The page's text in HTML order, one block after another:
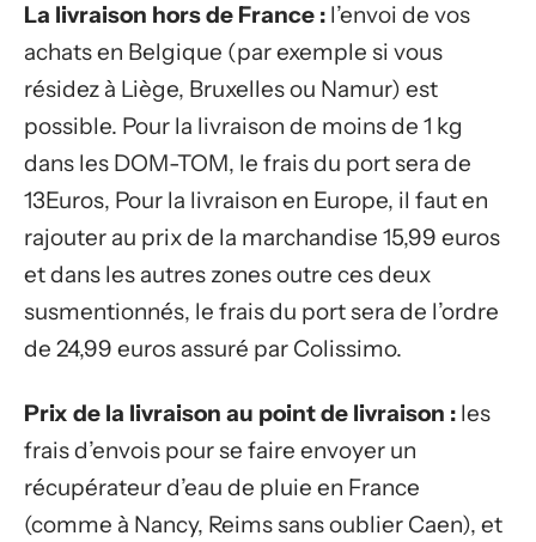
La livraison hors de France : l’envoi de vos
achats en Belgique (par exemple si vous
résidez à Liège, Bruxelles ou Namur) est
possible. Pour la livraison de moins de 1 kg
dans les DOM-TOM, le frais du port sera de
13Euros, Pour la livraison en Europe, il faut en
rajouter au prix de la marchandise 15,99 euros
et dans les autres zones outre ces deux
susmentionnés, le frais du port sera de l’ordre
de 24,99 euros assuré par Colissimo.
Prix de la livraison au point de livraison : les
frais d’envois pour se faire envoyer un
récupérateur d’eau de pluie en France
(comme à Nancy, Reims sans oublier Caen), et